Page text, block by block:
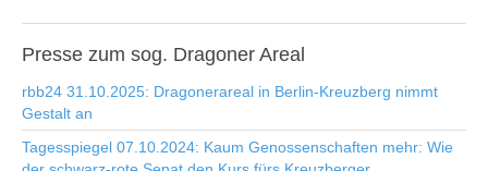
Presse zum sog. Dragoner Areal
rbb24 31.10.2025: Dragonerareal in Berlin-Kreuzberg nimmt
Gestalt an
Tagesspiegel 07.10.2024: Kaum Genossenschaften mehr: Wie